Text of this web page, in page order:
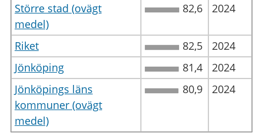
Större stad (ovägt
medel)
82,6 2024
Riket 82,5
2024
Jönköping
81,4
2024
Jönköpings läns
kommuner (ovägt
medel)
80,9 2024